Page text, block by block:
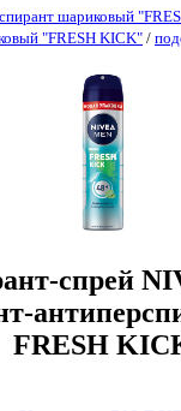
шариковый
"FRESH KICK" /
спрей
FRESH